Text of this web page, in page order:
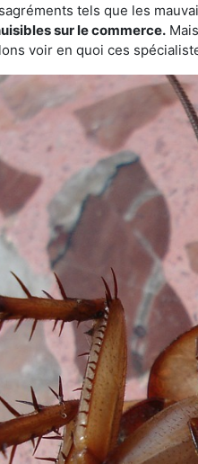
tels que les
sur le commerce.
voir en quoi ces